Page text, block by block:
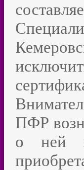
ПФР
о ней